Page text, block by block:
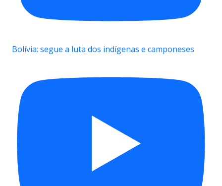
Bolívia: segue a luta dos indígenas e camponeses